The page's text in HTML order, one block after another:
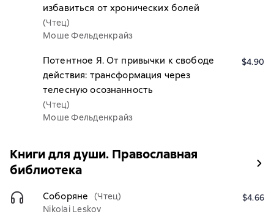
избавиться от хронических болей
(Чтец)
Моше Фельденкрайз
Потентное Я. От привычки к свободе
действия: трансформация через
телесную осознанность
(Чтец)
Моше Фельденкрайз
$4.90
Книги для души. Православная
библиотека
Соборяне
(Чтец)
Nikolai Leskov
$4.66